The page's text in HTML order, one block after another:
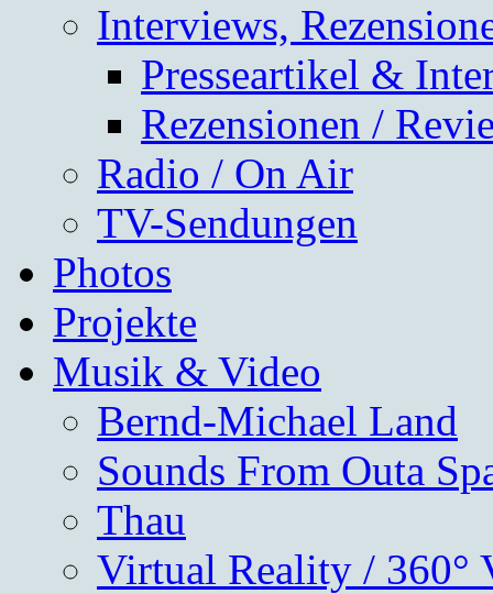
Interviews,
Presseartikel &
Rezensionen /
Radio / On Air
TV-Sendungen
Photos
Projekte
Musik & Video
Bernd-Michael Land
Sounds From Outa
Thau
Virtual Reality / 360°